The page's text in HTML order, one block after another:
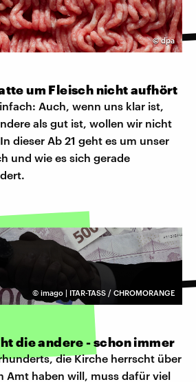
©dpa
um Fleisch nicht aufhört
Auch, wenn uns klar ist,
als gut ist, wollen wir nicht
dieser Ab 21 geht es um unser
und wie es sich gerade
© imago | ITAR-TASS / CHROMORANGE
die andere - schon immer
die Kirche herrscht über
Amt haben will, muss dafür viel